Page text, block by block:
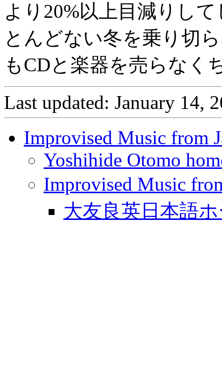
より20%以上目減りし
とんどない冬を乗り切
もCDと楽器を売らなく
Last updated: January 14,
Improvised Music from
Yoshihide Otomo
Improvised Music
大友良英日本語